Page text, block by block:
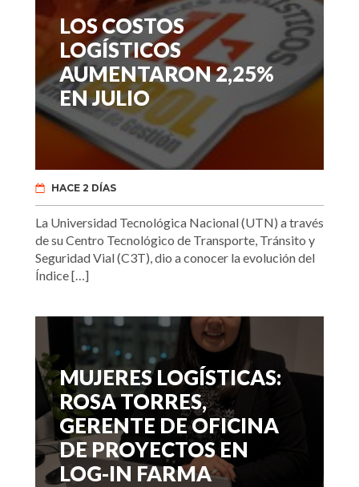
LOS COSTOS
LOGÍSTICOS
AUMENTARON 2,25%
EN JULIO
HACE 2 DÍAS
La Universidad Tecnológica Nacional (UTN) a través
de su Centro Tecnológico de Transporte, Tránsito y
Seguridad Vial (C3T), dio a conocer la evolución del
Índice […]
MUJERES LOGÍSTICAS:
ROSA TORRES,
GERENTE DE OFICINA
DE PROYECTOS EN
LOG-IN FARMA